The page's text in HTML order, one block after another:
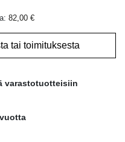
82,00 €
tai toimituksesta
varastotuotteisiin